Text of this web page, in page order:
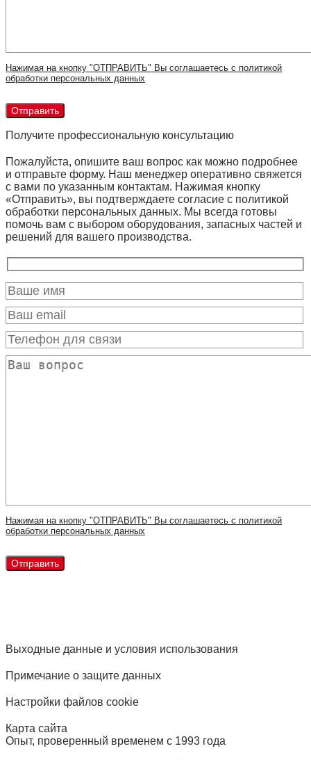
Нажимая на кнопку "ОТПРАВИТЬ" Вы соглашаетесь с политикой
обработки персональных данных
Получите профессиональную консультацию
Пожалуйста, опишите ваш вопрос как можно подробнее
и отправьте форму. Наш менеджер оперативно свяжется
с вами по указанным контактам. Нажимая кнопку
«Отправить», вы подтверждаете согласие с политикой
обработки персональных данных. Мы всегда готовы
помочь вам с выбором оборудования, запасных частей и
решений для вашего производства.
Нажимая на кнопку "ОТПРАВИТЬ" Вы соглашаетесь с политикой
обработки персональных данных
Выходные данные и условия использования
Примечание о защите данных
Настройки файлов cookie
Карта сайта
Опыт, проверенный временем с 1993 года